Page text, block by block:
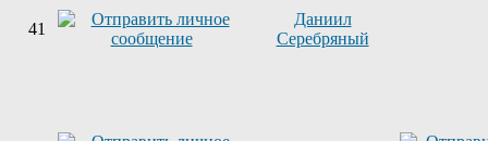
41
Даниил
Серебряный